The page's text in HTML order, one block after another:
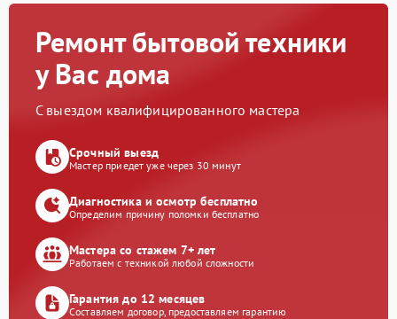
Ремонт бытовой техники
у Вас дома
С выездом квалифицированного мастера
Срочный выезд
Мастер приедет уже через 30 минут
Диагностика и осмотр бесплатно
Определим причину поломки бесплатно
Мастера со стажем 7+ лет
Работаем с техникой любой сложности
Гарантия до 12 месяцев
Составляем договор, предоставляем гарантию